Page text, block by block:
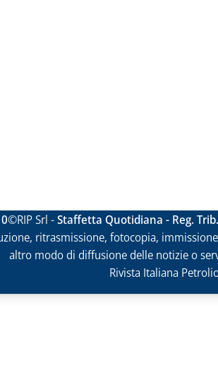
©RIP Srl -Staffetta Quotidiana - Reg.
ritrasmissione, fotocopia,
altro modo di diffusione delle notizie o
Rivista Italiana